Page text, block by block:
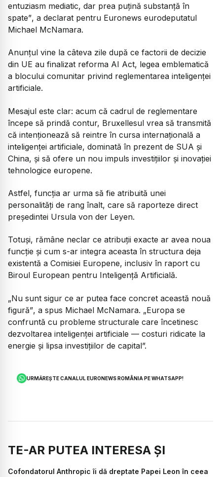
entuziasm mediatic, dar prea puțină substanță în
spate”, a declarat pentru Euronews eurodeputatul
Michael McNamara.
Anunțul vine la câteva zile după ce factorii de decizie
din UE au finalizat reforma AI Act, legea emblematică
a blocului comunitar privind reglementarea inteligenței
artificiale.
Mesajul este clar: acum că cadrul de reglementare
începe să prindă contur, Bruxellesul vrea să transmită
că intenționează să reintre în cursa internațională a
inteligenței artificiale, dominată în prezent de SUA și
China, și să ofere un nou impuls investițiilor și inovației
tehnologice europene.
Astfel, funcția ar urma să fie atribuită unei
personalități de rang înalt, care să raporteze direct
președintei Ursula von der Leyen.
Totuși, rămâne neclar ce atribuții exacte ar avea noua
funcție și cum s-ar integra aceasta în structura deja
existentă a Comisiei Europene, inclusiv în raport cu
Biroul European pentru Inteligență Artificială.
„Nu sunt sigur ce ar putea face concret această nouă
figură”, a spus Michael McNamara. „Europa se
confruntă cu probleme structurale care încetinesc
dezvoltarea inteligenței artificiale — costuri ridicate la
energie și lipsa investițiilor de capital”.
URMĂREȘTE CANALUL EURONEWS ROMÂNIA PE WHATSAPP!
TE-AR PUTEA INTERESA ȘI
Cofondatorul Anthropic îi dă dreptate Papei Leon în ceea